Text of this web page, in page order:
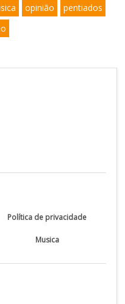
opinião
pentiados
Política de privacidade
Musica